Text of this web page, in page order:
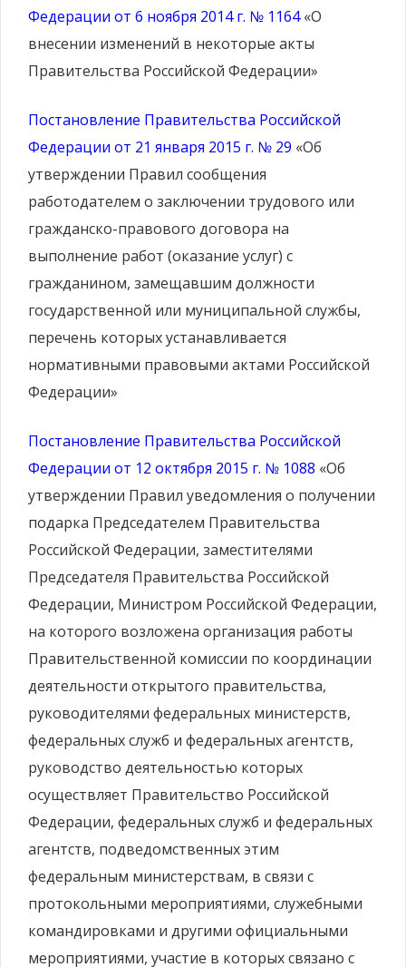
Федерации от 6 ноября 2014 г. № 1164«О
внесении изменений в некоторые акты
Правительства Российской Федерации»
Постановление Правительства Российской
Федерации от 21 января 2015 г. № 29 «Об
утверждении Правил сообщения
работодателем о заключении трудового или
гражданско-правового договора на
выполнение работ (оказание услуг) с
гражданином, замещавшим должности
государственной или муниципальной службы,
перечень которых устанавливается
нормативными правовыми актами Российской
Федерации»
Постановление Правительства Российской
Федерации от 12 октября 2015 г. № 1088 «Об
утверждении Правил уведомления о получении
подарка Председателем Правительства
Российской Федерации, заместителями
Председателя Правительства Российской
Федерации, Министром Российской Федерации,
на которого возложена организация работы
Правительственной комиссии по координации
деятельности открытого правительства,
руководителями федеральных министерств,
федеральных служб и федеральных агентств,
руководство деятельностью которых
осуществляет Правительство Российской
Федерации, федеральных служб и федеральных
агентств, подведомственных этим
федеральным министерствам, в связи с
протокольными мероприятиями, служебными
командировками и другими официальными
мероприятиями, участие в которых связано с